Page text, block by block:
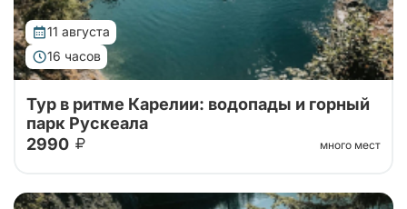
11 августа
16 часов
Тур в ритме Карелии: водопады и горный
парк Рускеала
2990
много мест